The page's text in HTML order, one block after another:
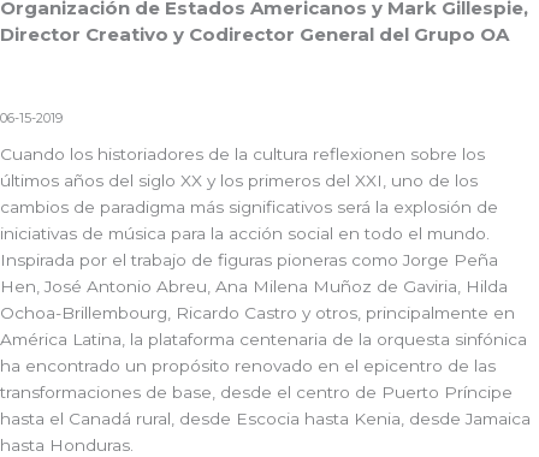
Organización de Estados Americanos y Mark Gillespie,
Director Creativo y Codirector General del Grupo OA
06-15-2019
Cuando los historiadores de la cultura reflexionen sobre los
últimos años del siglo XX y los primeros del XXI, uno de los
cambios de paradigma más significativos será la explosión de
iniciativas de música para la acción social en todo el mundo.
Inspirada por el trabajo de figuras pioneras como Jorge Peña
Hen, José Antonio Abreu, Ana Milena Muñoz de Gaviria, Hilda
Ochoa-Brillembourg, Ricardo Castro y otros, principalmente en
América Latina, la plataforma centenaria de la orquesta sinfónica
ha encontrado un propósito renovado en el epicentro de las
transformaciones de base, desde el centro de Puerto Príncipe
hasta el Canadá rural, desde Escocia hasta Kenia, desde Jamaica
hasta Honduras.